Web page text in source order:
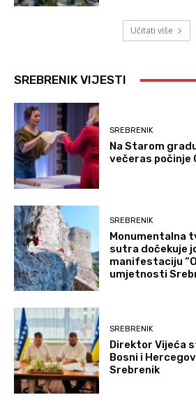
Učitati više
SREBRENIK VIJESTI
SREBRENIK
Na Starom
večeras počinje
SREBRENIK
Monumentalna
sutra dočekuje
manifestaciju
umjetnosti
SREBRENIK
Direktor Vijeća
Bosni i
Srebrenik